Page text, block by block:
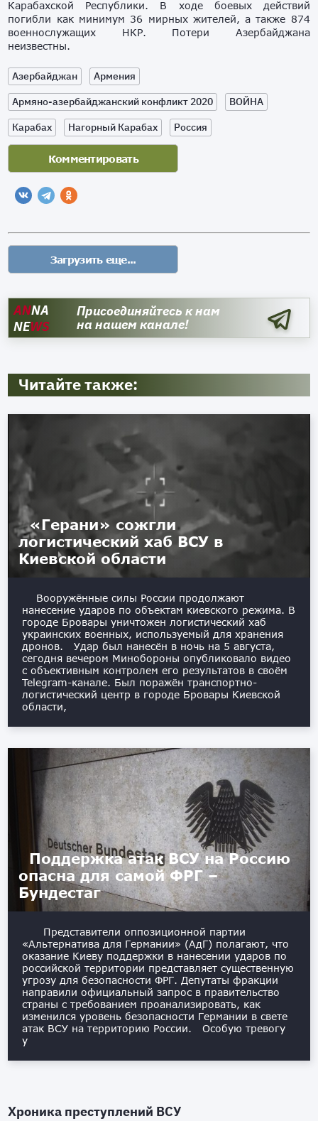
Карабахской Республики. В ходе боевых действий
погибли как минимум 36 мирных жителей, а также 874
военнослужащих НКР. Потери Азербайджана
неизвестны.
Азербайджан
Армения
Армяно-азербайджанский конфликт 2020
ВОЙНА
Карабах
Нагорный Карабах Россия
ANNA
NEWS
Присоединяйтесь к нам
на нашем канале!
Читайте также:
«Герани» сожгли
логистический хаб ВСУ в
Киевской области
Вооружённые силы России продолжают
нанесение ударов по объектам киевского режима. В
городе Бровары уничтожен логистический хаб
украинских военных, используемый для хранения
дронов. Удар был нанесён в ночь на 5 августа,
сегодня вечером Минобороны опубликовало видео
с объективным контролем его результатов в своём
Telegram-канале. Был поражён транспортно-
логистический центр в городе Бровары Киевской
области,
Поддержка атак ВСУ на Россию
опасна для самой ФРГ –
Бундестаг
Представители оппозиционной партии
«Альтернатива для Германии» (АдГ) полагают, что
оказание Киеву поддержки в нанесении ударов по
российской территории представляет существенную
угрозу для безопасности ФРГ. Депутаты фракции
направили официальный запрос в правительство
страны с требованием проанализировать, как
изменился уровень безопасности Германии в свете
атак ВСУ на территорию России. Особую тревогу
у
Хроника преступлений ВСУ